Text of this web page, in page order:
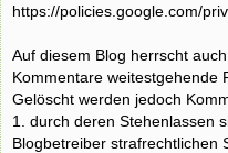
https://policies.google.com/
Auf diesem Blog herrscht
Kommentare weitestgehende
Gelöscht werden jedoch
1. durch deren Stehenlassen
Blogbetreiber strafrechtlichen